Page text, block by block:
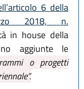
6 della
2018, n.
in house della
aggiunte le
o progetti